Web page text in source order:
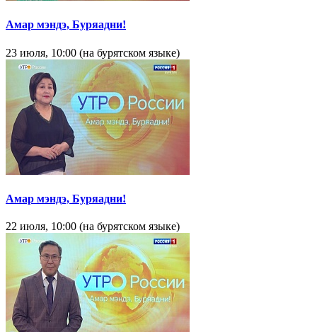
Амар мэндэ, Буряадни!
23 июля, 10:00 (на бурятском языке)
Амар мэндэ, Буряадни!
22 июля, 10:00 (на бурятском языке)